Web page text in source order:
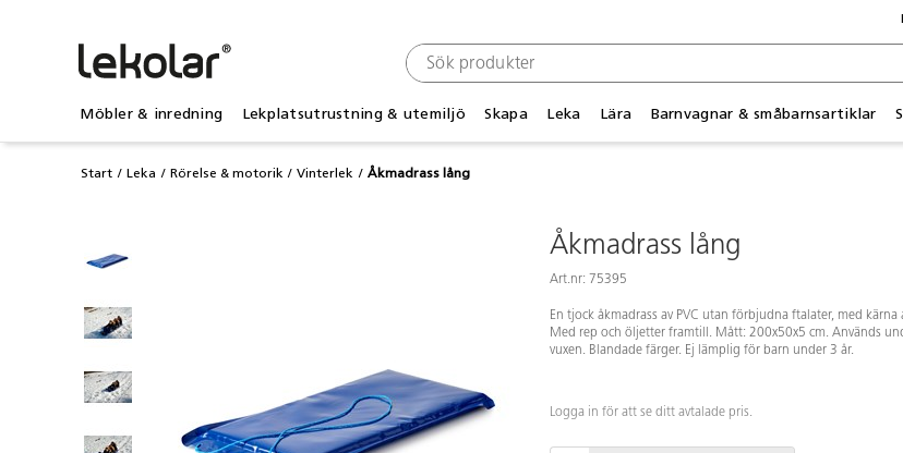
Möbler & inredning Lekplatsutrustning & utemiljö Skapa Leka Lära Barnvagnar & småbarnsartiklar
Start Leka Rörelse & motorik Vinterlek Åkmadrass lång
Åkmadrass lång
Art.nr: 75395
En tjock åkmadrass av PVC utan förbjudna ftalater, med kärna
Med rep och öljetter framtill. Mått: 200x50x5 cm. Används
vuxen. Blandade färger. Ej lämplig för barn under 3 år.
Logga in för att se ditt avtalade pris.